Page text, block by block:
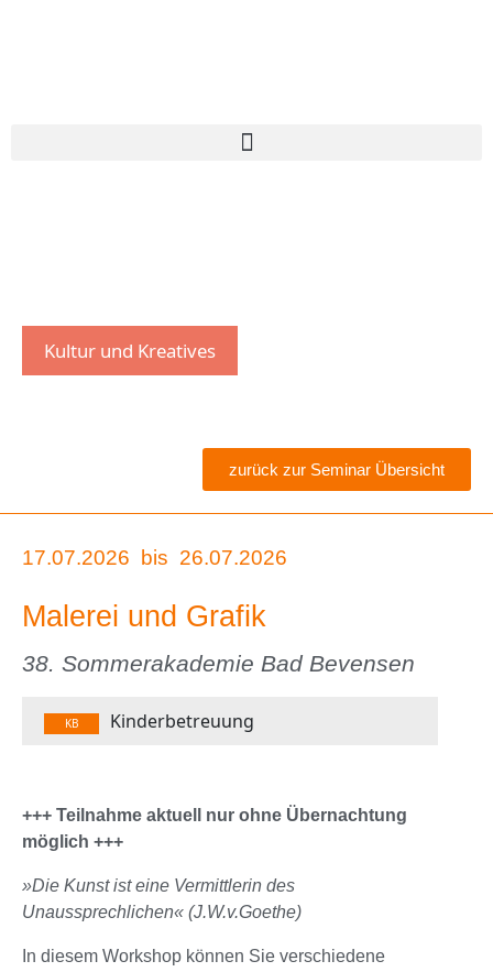
Kultur und Kreatives
zurück zur Seminar Übersicht
17.07.2026 bis 26.07.2026
Malerei und Grafik
38. Sommerakademie Bad Bevensen
KB Kinderbetreuung
+++ Teilnahme aktuell nur ohne Übernachtung
möglich +++
»Die Kunst ist eine Vermittlerin des
Unaussprechlichen« (J.W.v.Goethe)
In diesem Workshop können Sie verschiedene